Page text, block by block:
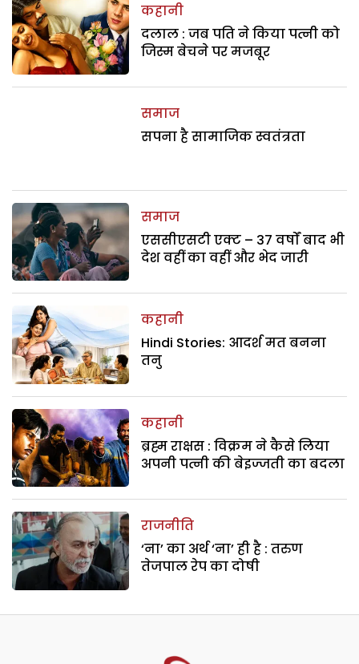
कहानी
दलाल : जब पति ने किया पत्नी को
जिस्म बेचने पर मजबूर
समाज
सपना है सामाजिक स्वतंत्रता
समाज
एससीएसटी एक्ट – 37 वर्षों बाद भी
देश वहीं का वहीं और भेद जारी
कहानी
Hindi Stories: आदर्श मत बनना
तनु
कहानी
ब्रह्म राक्षस : विक्रम ने कैसे लिया
अपनी पत्नी की बेइज्जती का बदला
राजनीति
‘ना’ का अर्थ ‘ना’ ही है : तरुण
तेजपाल रेप का दोषी